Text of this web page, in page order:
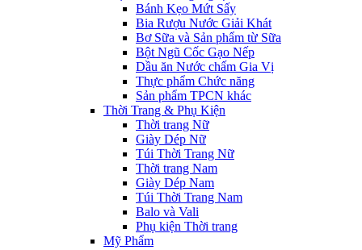
Bánh Kẹo Mứt Sấy
Bia Rượu Nước Giải Khát
Bơ Sữa và Sản phẩm từ Sữa
Bột Ngũ Cốc Gạo Nếp
Dầu ăn Nước chấm Gia Vị
Thực phẩm Chức năng
Sản phẩm TPCN khác
Thời Trang & Phụ Kiện
Thời trang Nữ
Giày Dép Nữ
Túi Thời Trang Nữ
Thời trang Nam
Giày Dép Nam
Túi Thời Trang Nam
Balo và Vali
Phụ kiện Thời trang
Mỹ Phẩm